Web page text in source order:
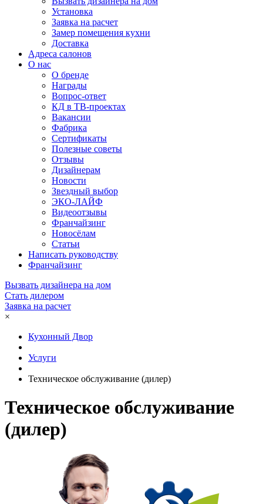
Установка
Заявка на расчет
Замер помещения кухни
Доставка
Адреса салонов
О нас
О бренде
Награды
Вопрос-ответ
КД в ТВ-проектах
Вакансии
Фабрика
Сертификаты
Полезные советы
Отзывы
Дизайнерам
Новости
Звездный выбор
ЭКО-ЛАЙФ
Видеоотзывы
Франчайзинг
Новосёлам
Статьи
Написать руководству
Франчайзинг
Вызвать дизайнера на дом
Стать дилером
Заявка на расчет
×
Кухонный Двор
Услуги
Техническое обслуживание (дилер)
Техническое обслуживание
(дилер)